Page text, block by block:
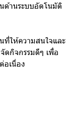
ด้านระบบอัตโนมัติ
ให้ความสนใจและ
ดกิจกรรมดีๆ เพื่อ
อเนื่อง